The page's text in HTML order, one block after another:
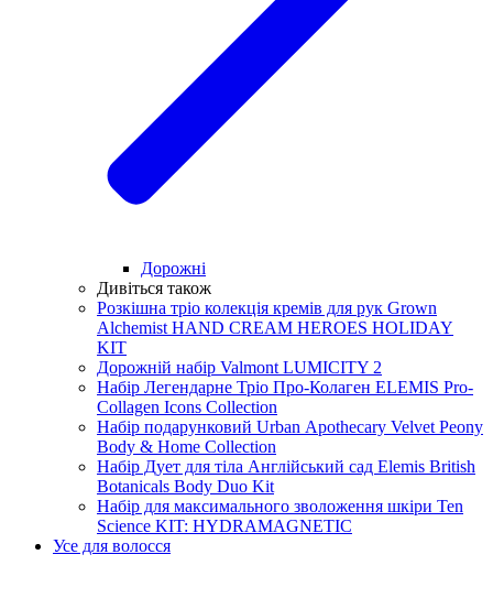
Дорожні
Дивіться також
Розкішна тріо колекція кремів для рук Grown
Alchemist HAND CREAM HEROES HOLIDAY
KIT
Дорожній набір Valmont LUMICITY 2
Набір Легендарне Тріо Про-Колаген ELEMIS Pro-
Collagen Icons Collection
Набір подарунковий Urban Аpothecary Velvet Peony
Body & Home Collection
Набір Дует для тіла Англійський сад Elemis British
Botanicals Body Duo Kit
Набір для максимального зволоження шкіри Ten
Science KIT: HYDRAMAGNETIC
Усе для волосся